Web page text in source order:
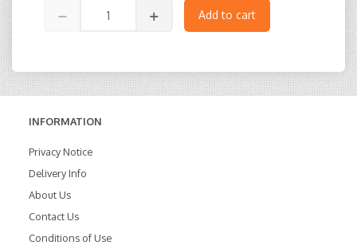
Add to cart
INFORMATION
Privacy Notice
Delivery Info
About Us
Contact Us
Conditions of Use